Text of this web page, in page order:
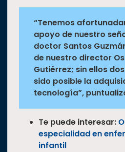
“Tenemos
apoyo de nuestro
doctor Santos
de nuestro director
Gutiérrez; sin ellos
sido posible la
tecnología”,
Te puede interesar:
especialidad en
infantil